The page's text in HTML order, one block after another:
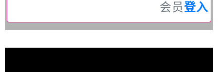
会员登入